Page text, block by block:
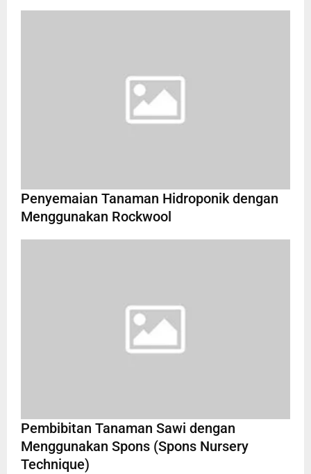
Penyemaian Tanaman Hidroponik dengan
Menggunakan Rockwool
Pembibitan Tanaman Sawi dengan
Menggunakan Spons (Spons Nursery
Technique)